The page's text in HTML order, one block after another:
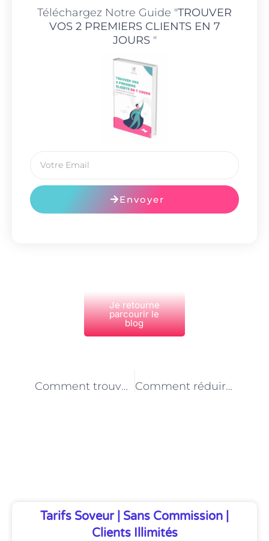
Téléchargez Notre Guide "TROUVER
VOS 2 PREMIERS CLIENTS EN 7
JOURS"
Envoyer
Je retourne
parcourir le
blog
Comment trouver un emploi de maçon à Paris ? Comment réduire les coûts lors d’une rénovation de toiture à Paris?
Tarifs Soveur | Sans Commission |
Clients Illimités